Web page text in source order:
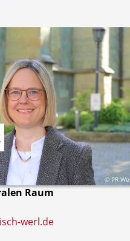
© PR
Raum
werl.de